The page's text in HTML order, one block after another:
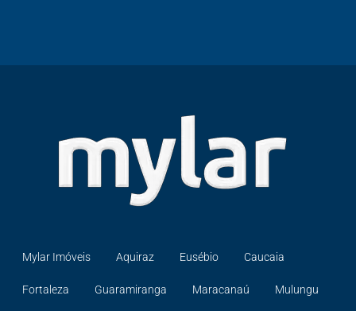
Mylar Imóveis Aquiraz Eusébio Caucaia
Fortaleza Guaramiranga Maracanaú Mulungu